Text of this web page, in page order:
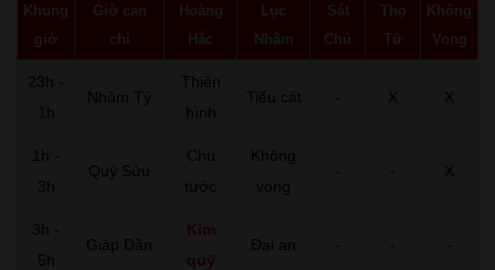
Khung
giờ
Giờ can
chi
Hoàng
Hắc
Lục
Nhâm
Sát
Chủ
Thọ
Tử
Không
Vong
23h -
1h
Nhâm Tý
Thiên
hình
Tiểu cát - X X
1h -
3h
Quý Sửu
Chu
tước
Không
vong
- - X
3h -
5h
Giáp Dần
Kim
quỹ
Đại an - - -